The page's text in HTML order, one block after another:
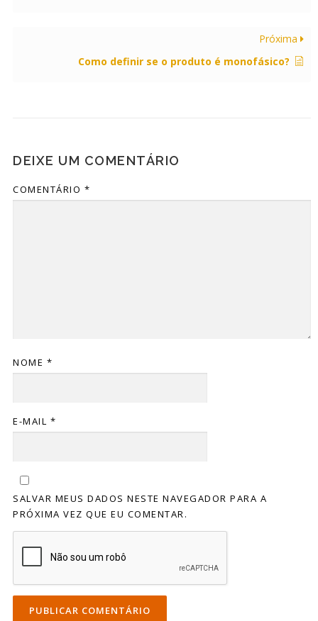
Próxima
Como definir se o produto é monofásico?
DEIXE UM COMENTÁRIO
COMENTÁRIO *
NOME *
E-MAIL *
SALVAR MEUS DADOS NESTE NAVEGADOR PARA A
PRÓXIMA VEZ QUE EU COMENTAR.